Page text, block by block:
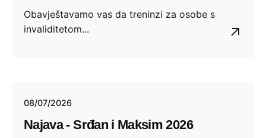
Obavještavamo vas da treninzi za osobe s
invaliditetom...
08/07/2026
Najava - Srđan i Maksim 2026